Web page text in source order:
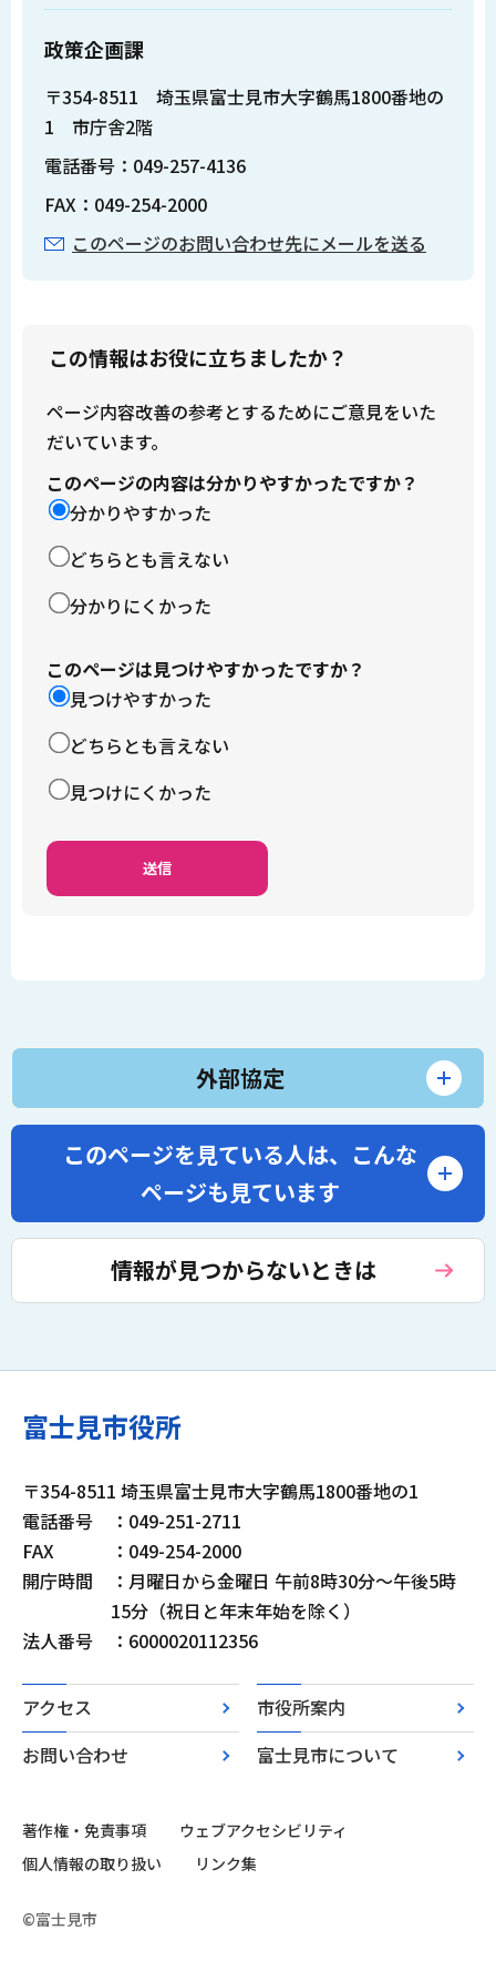
政策企画課
〒354-8511 埼玉県富士見市大字鶴馬1800番地の
1 市庁舎2階
電話番号：049-257-4136
FAX：049-254-2000
このページのお問い合わせ先にメールを送る
この情報はお役に立ちましたか？
ページ内容改善の参考とするためにご意見をいた
だいています。
このページの内容は分かりやすかったですか？
分かりやすかった
どちらとも言えない
分かりにくかった
このページは見つけやすかったですか？
見つけやすかった
どちらとも言えない
見つけにくかった
外部協定
このページを見ている人は、 こんな
ページも見ています
情報が見つからないときは
富士見市役所
〒354-8511 埼玉県富士見市大字鶴馬1800番地の1
電話番号
：049-251-2711
FAX
：049-254-2000
開庁時間
：月曜日から金曜日 午前8時30分～午後5時
15分（祝日と年末年始を除く）
法人番号
：6000020112356
アクセス
市役所案内
お問い合わせ
富士見市について
著作権・免責事項
ウェブアクセシビリティ
個人情報の取り扱い
リンク集
©富士見市